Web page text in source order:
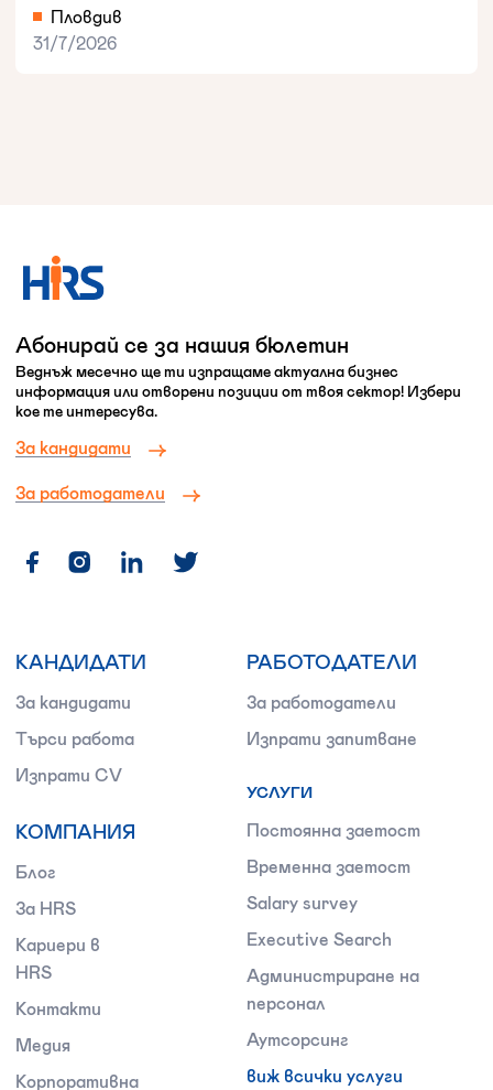
Пловдив
31/7/2026
Абонирай се за нашия бюлетин
Веднъж месечно ще ти изпращаме актуална бизнес
информация или отворени позиции от твоя сектор! Избери
кое те интересува.
За кандидати
За работодатели
КАНДИДАТИ
За кандидати
Търси работа
Изпрати CV
КОМПАНИЯ
Блог
За HRS
Кариери в
HRS
Контакти
Медия
Корпоративна
РАБОТОДАТЕЛИ
За работодатели
Изпрати запитване
УСЛУГИ
Постоянна заетост
Временна заетост
Salary survey
Executive Search
Администриране на
персонал
Аутсорсинг
виж всички услуги